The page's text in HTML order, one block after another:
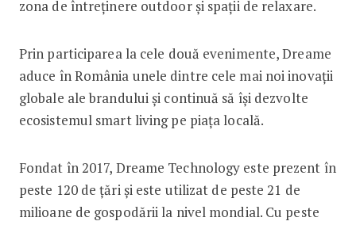
zona de întreținere outdoor și spații de relaxare.
Prin participarea la cele două evenimente, Dreame
aduce în România unele dintre cele mai noi inovații
globale ale brandului și continuă să își dezvolte
ecosistemul smart living pe piața locală.
Fondat în 2017, Dreame Technology este prezent în
peste 120 de țări și este utilizat de peste 21 de
milioane de gospodării la nivel mondial. Cu peste